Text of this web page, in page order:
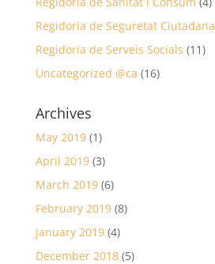
Regidoria de Seguretat Ciutadana
Regidoria de Serveis Socials (11)
Uncategorized @ca (16)
Archives
May 2019(1)
April 2019(3)
March 2019(6)
February 2019(8)
January 2019(4)
December 2018(5)